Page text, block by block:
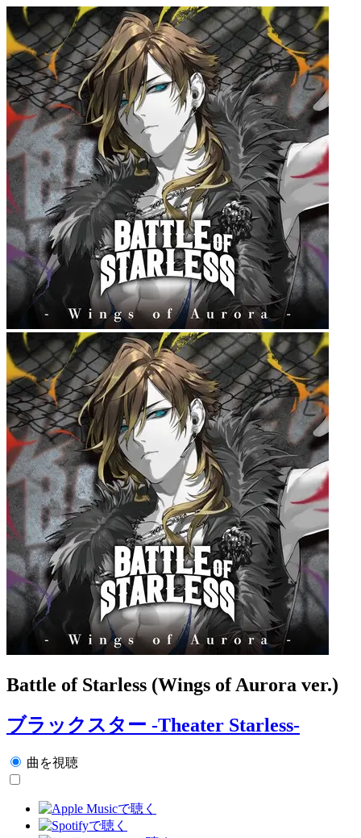
Battle of Starless (Wings of Aurora ver.)
ブラックスター -Theater Starless-
曲を視聴